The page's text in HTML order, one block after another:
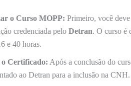
o Curso MOPP: Primeiro, você
credenciada pelo Detran. O curso é
e 40 horas.
Certificado: Após a conclusão do
ao Detran para a inclusão na CNH.